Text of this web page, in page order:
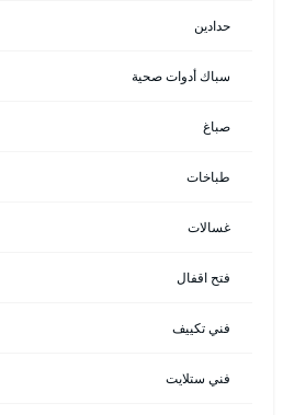
حدادين
سباك أدوات صحية
صباغ
طباخات
غسالات
فتح اقفال
فني تكييف
فني ستلايت